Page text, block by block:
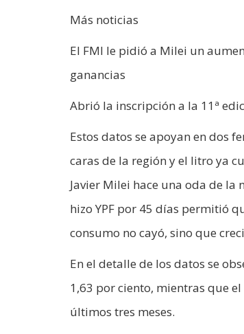
Más noticias
El FMI le pidió a Milei un
ganancias
Abrió la inscripción a la 11ª
Estos datos se apoyan en dos
caras de la región y el litro ya
Javier Milei hace una oda de la
hizo YPF por 45 días permitió
consumo no cayó, sino que
En el detalle de los datos se
1,63 por ciento, mientras que
últimos tres meses.